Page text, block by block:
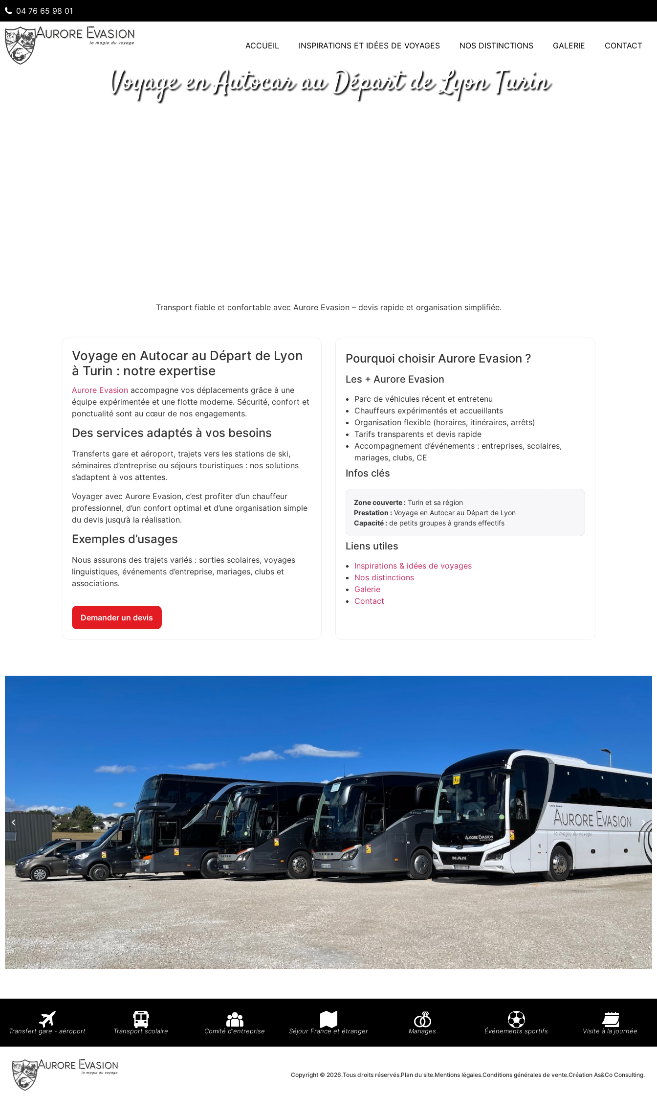
04 76 65 98 01
ACCUEIL INSPIRATIONS ET IDÉES DE VOYAGES NOS DISTINCTIONS GALERIE CONTACT
Voyage en Autocar au Départ de Lyon Turin
Transport fiable et confortable avec Aurore Evasion – devis rapide et organisation simplifiée.
Voyage en Autocar au Départ de Lyon
à Turin : notre expertise
Aurore Evasion accompagne vos déplacements grâce à une
équipe expérimentée et une flotte moderne. Sécurité, confort et
ponctualité sont au cœur de nos engagements.
Des services adaptés à vos besoins
Transferts gare et aéroport, trajets vers les stations de ski,
séminaires d’entreprise ou séjours touristiques : nos solutions
s’adaptent à vos attentes.
Voyager avec Aurore Evasion, c’est profiter d’un chauffeur
professionnel, d’un confort optimal et d’une organisation simple
du devis jusqu’à la réalisation.
Exemples d’usages
Nous assurons des trajets variés : sorties scolaires, voyages
linguistiques, événements d’entreprise, mariages, clubs et
associations.
Demander un devis
Pourquoi choisir Aurore Evasion ?
Les + Aurore Evasion
Parc de véhicules récent et entretenu
Chauffeurs expérimentés et accueillants
Organisation flexible (horaires, itinéraires, arrêts)
Tarifs transparents et devis rapide
Accompagnement d’événements : entreprises, scolaires,
mariages, clubs, CE
Infos clés
Zone couverte : Turin et sa région
Prestation : Voyage en Autocar au Départ de Lyon
Capacité : de petits groupes à grands effectifs
Liens utiles
Inspirations & idées de voyages
Nos distinctions
Galerie
Contact
Transfert gare - aéroport Transport scolaire Comité d'entreprise Séjour France et étranger Mariages Événements sportifs Visite à la journée
Copyright © 2026.Tous droits réservés.Plan du site.Mentions légales.Conditions générales de vente.Création As&Co Consulting.